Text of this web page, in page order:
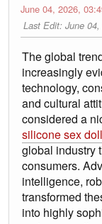
June 04, 2026,
Last Edit: June
The global
increasingly
technology,
and cultural
considered a
silicone sex
global industry
consumers.
intelligence,
transformed
into highly